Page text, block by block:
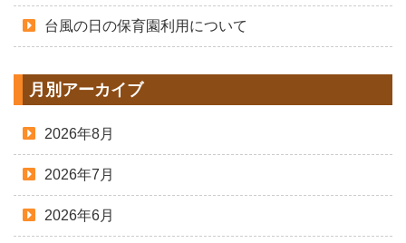
台風の日の保育園利用について
月別アーカイブ
2026年8月
2026年7月
2026年6月